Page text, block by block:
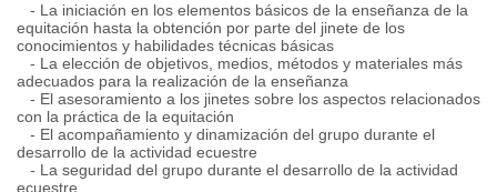
- La iniciación en los elementos básicos de la enseñanza de la
equitación hasta la obtención por parte del jinete de los
conocimientos y habilidades técnicas básicas
- La elección de objetivos, medios, métodos y materiales más
adecuados para la realización de la enseñanza
- El asesoramiento a los jinetes sobre los aspectos relacionados
con la práctica de la equitación
- El acompañamiento y dinamización del grupo durante el
desarrollo de la actividad ecuestre
- La seguridad del grupo durante el desarrollo de la actividad
ecuestre